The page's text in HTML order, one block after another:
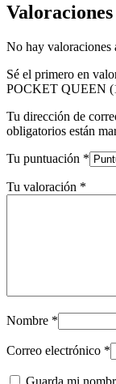
Valoraciones
No hay valoraciones
Sé el primero en
POCKET QUEEN
Tu dirección de
obligatorios están
Tu puntuación *
Tu valoración *
Nombre *
Correo electrónico *
Guarda mi